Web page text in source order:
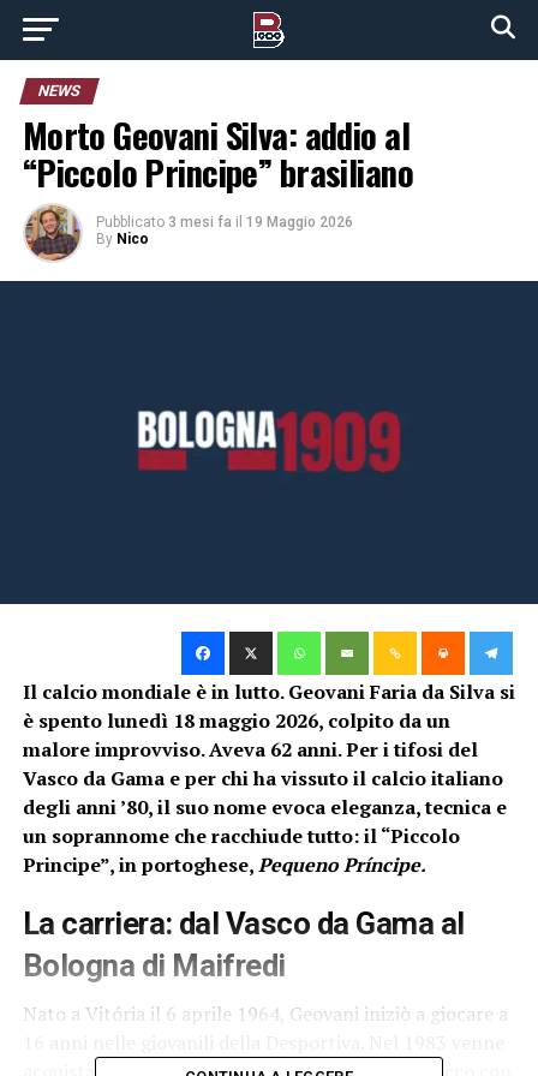
NEWS
Morto Geovani Silva: addio al
“Piccolo Principe” brasiliano
Pubblicato 3 mesi fa il 19 Maggio 2026
By Nico
Il calcio mondiale è in lutto. Geovani Faria da Silva si
è spento lunedì 18 maggio 2026, colpito da un
malore improvviso. Aveva 62 anni. Per i tifosi del
Vasco da Gama e per chi ha vissuto il calcio italiano
degli anni ’80, il suo nome evoca eleganza, tecnica e
un soprannome che racchiude tutto: il “Piccolo
Principe”, in portoghese,Pequeno Príncipe.
La carriera: dal Vasco da Gama al
Bologna di Maifredi
Nato a Vitória il 6 aprile 1964, Geovani iniziò a giocare a